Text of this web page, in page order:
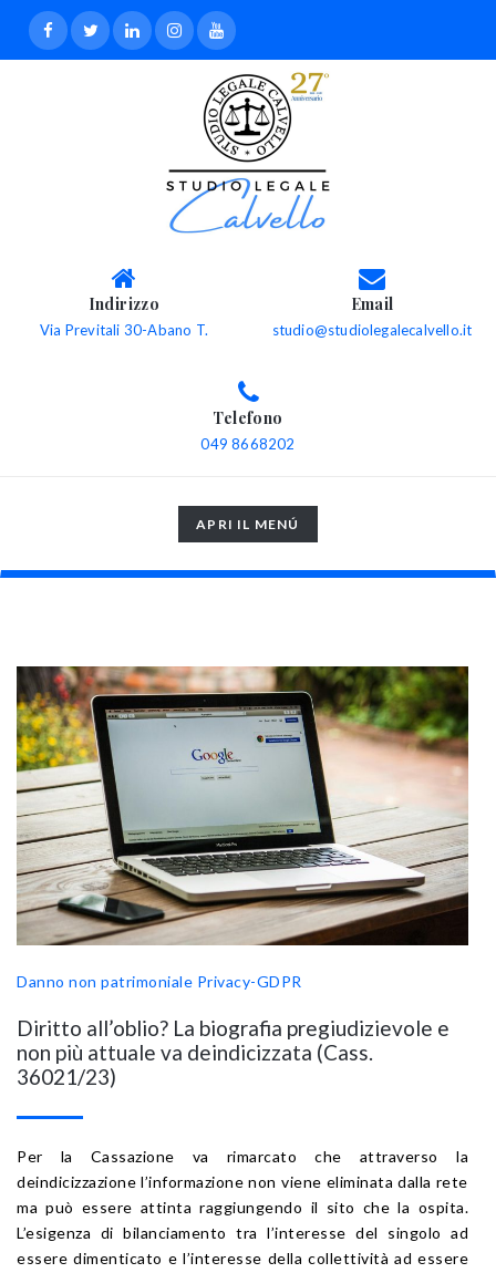
Indirizzo
Via Previtali 30-Abano T.
Email
studio@studiolegalecalvello.it
Telefono
049 8668202
TOGGLE
NAVIGATION
APRI IL MENÚ
Danno non patrimoniale Privacy-GDPR
Diritto all’oblio? La biografia pregiudizievole e
non più attuale va deindicizzata (Cass.
36021/23)
Per la Cassazione va rimarcato che attraverso la
deindicizzazione l’informazione non viene eliminata dalla rete
ma può essere attinta raggiungendo il sito che la ospita.
L’esigenza di bilanciamento tra l’interesse del singolo ad
essere dimenticato e l’interesse della collettività ad essere